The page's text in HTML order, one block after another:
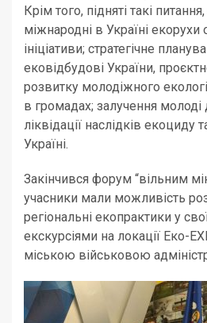
Крім того, підняті такі
міжнародні в Україні екорухи
ініціативи; стратегічне
ековідбудові України,
розвитку молодіжного
в громадах; залучення молоді
ліквідації наслідків екоциду
Україні.
Закінчився форум “вільним
учасники мали можливість
регіональні екопрактики у
екскурсіями на локації Еко-
міською військовою